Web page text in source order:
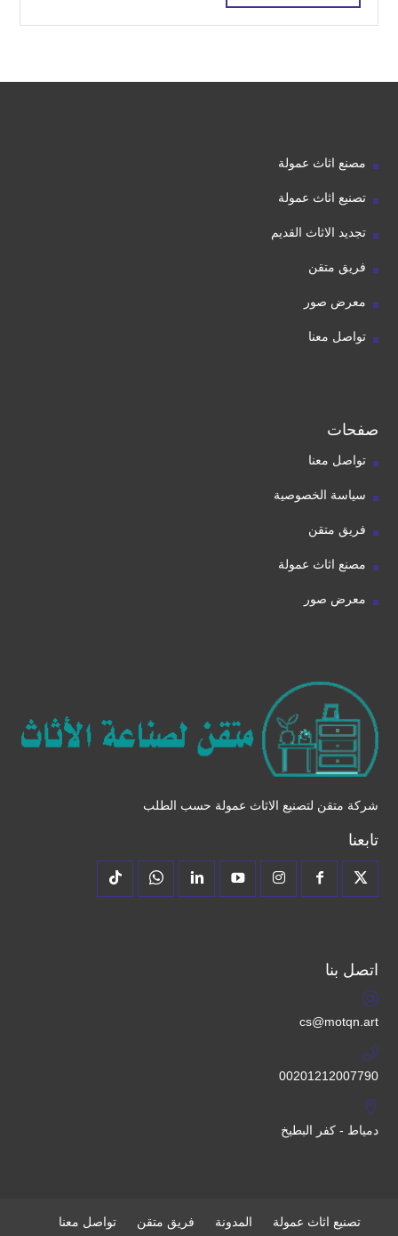
مصنع اثاث عمولة
تصنيع اثاث عمولة
تجديد الاثاث القديم
فريق متقن
معرض صور
تواصل معنا
صفحات
تواصل معنا
سياسة الخصوصية
فريق متقن
مصنع اثاث عمولة
معرض صور
شركة متقن لتصنيع الاثاث عمولة حسب الطلب
تابعنا
اتصل بنا
cs@motqn.art
00201212007790
دمياط - كفر البطيخ
تصنيع اثاث عمولة المدونة فريق متقن تواصل معنا